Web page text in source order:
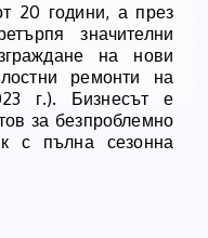
20 години, а през
значителни
на нови
ремонти на
г.). Бизнесът е
за безпроблемно
с пълна сезонна